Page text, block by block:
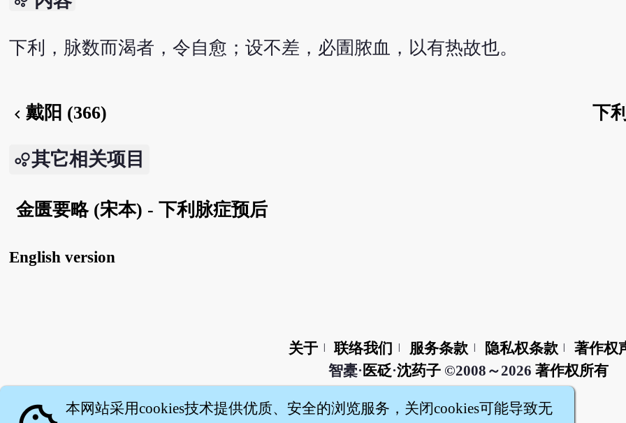
下利，脉数而渴者，令自愈；设不差，必圊脓血，以有热故也。
chevron_left 戴阳 (366) 下
其它相关项目
金匮要略 (宋本) - 下利脉症预后
English version
关于 联络我们 服务条款 隐私权条款
著作权
智橐· 医砭·沈药子©2008～2026 著作权所有
本网站采用cookies技术提供优质、安全的浏览服务，关闭cookies可能导致无